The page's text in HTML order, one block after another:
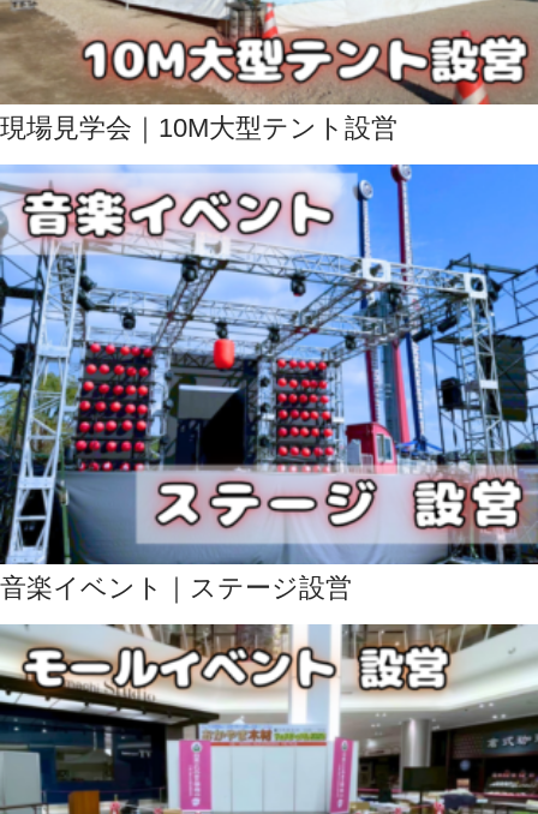
現場見学会｜10M大型テント設営
音楽イベント｜ステージ設営